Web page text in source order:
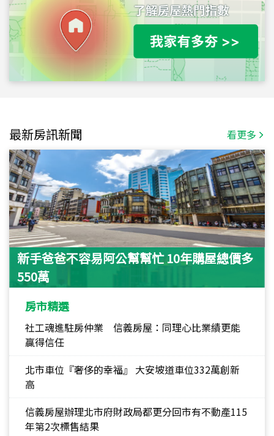
最新房訊新聞 看更多
新手爸爸不容易阿公幫幫忙 10年購屋總價多
550萬
房市精選
社工魂進駐房仲業 信義房屋：同理心比業績更能
贏得信任
北市車位『奢侈的幸福』 大安坡道車位332萬創新
高
信義房屋辦理北市府財政局都更分回市有不動產115
年第2次標售結果